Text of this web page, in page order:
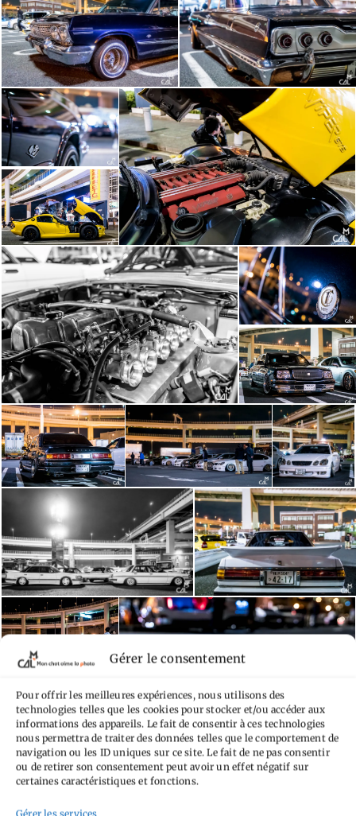
Gérer le consentement
Pour offrir les meilleures expériences, nous utilisons des
technologies telles que les cookies pour stocker et/ou accéder aux
informations des appareils. Le fait de consentir à ces technologies
nous permettra de traiter des données telles que le comportement de
navigation ou les ID uniques sur ce site. Le fait de ne pas consentir
ou de retirer son consentement peut avoir un effet négatif sur
certaines caractéristiques et fonctions.
Gérer les services